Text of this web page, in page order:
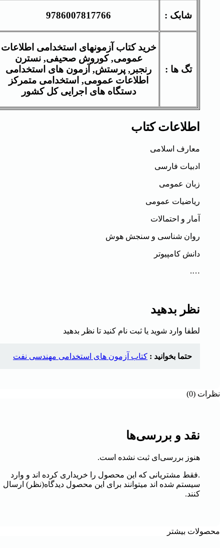
شابک : 9786007817766
تگ ها :
خرید کتاب آزمونهای استخدامی اطلاعات
عمومی,کوروش صحیفی, نسترن
رنجبر, پرستش, آزمون های استخدامی
اطلاعات عمومی, استخدامی متمرکز
دستگاه های اجرایی کل کشور
اطلاعات کتاب
معارف اسلامی
ادبیات فارسی
زبان عمومی
ریاضیات عمومی
آمار و احتمالات
روان شناسی و سنجش هوش
دانش کامپیوتر
….
نظر بدهید
لطفا وارد شوید یا ثبت نام کنید تا نظر بدهید
حتما بخوانید : کتاب آزمون های استخدامی مهندسی نفت
نظرات (0)
نقد و بررسی‌ها
هنوز بررسی‌ای ثبت نشده است.
.فقط مشتریانی که این محصول را خریداری کرده اند و وارد
سیستم شده اند میتوانند برای این محصول دیدگاه(نظر) ارسال
کنند.
محصولات بیشتر